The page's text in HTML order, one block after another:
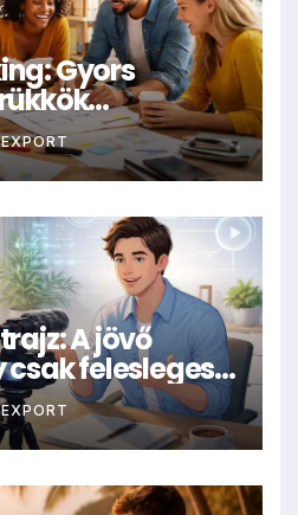
Gyors
A jövő
felesleges